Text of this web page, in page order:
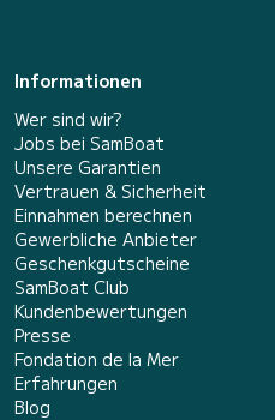
Informationen
Wer sind wir?
Jobs bei SamBoat
Unsere Garantien
Vertrauen & Sicherheit
Einnahmen berechnen
Gewerbliche Anbieter
Geschenkgutscheine
SamBoat Club
Kundenbewertungen
Presse
Fondation de la Mer
Erfahrungen
Blog